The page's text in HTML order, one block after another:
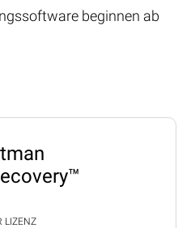
beginnen ab
LIZENZ